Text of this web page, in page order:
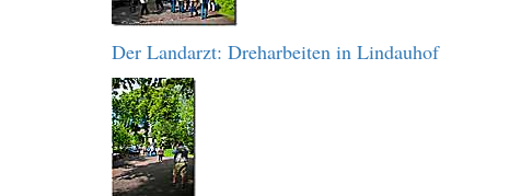
Der Landarzt: Dreharbeiten in Lindauhof